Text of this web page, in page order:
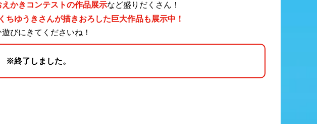
かきコンテストの作品展示など盛りだくさん！
ちゆうきさんが描きおろした巨大作品も展示中！
びにきてくださいね！
※終了しました。